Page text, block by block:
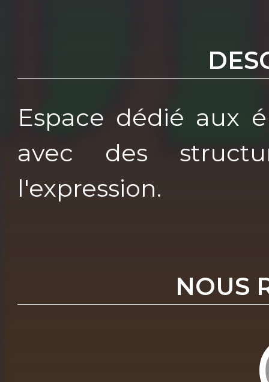
Espace dédié aux
avec des
l'expression.
NOUS